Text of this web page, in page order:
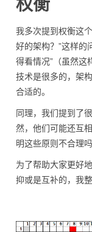
权衡
我多次提到权衡这
好的架构？”这样的
得看情况”（虽然这
技术是很多的，架
合适的。
同理，我们提到了
然，他们可能还互
明这些原则不合理
为了帮助大家更好
抑或是互补的，我